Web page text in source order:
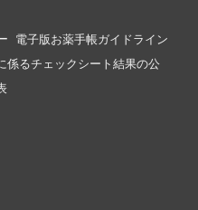
電子版お薬手帳ガイドライン
係るチェックシート結果の公